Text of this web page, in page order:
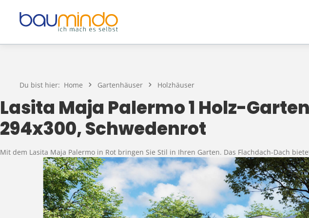
Zum Hauptinhalt springen
Du bist hier: Home Gartenhäuser Holzhäuser
Lasita Maja Palermo 1 Holz-
294x300, Schwedenrot
Mit dem Lasita Maja Palermo in Rot bringen Sie Stil in Ihren Garten. Das Flachdach-Dach
Bildergalerie überspringen